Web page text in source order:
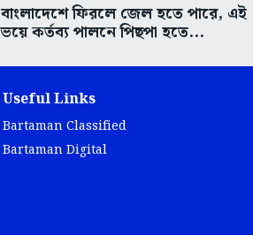
বাংলাদেশে ফিরলে জেল হতে পারে, এই
ভয়ে কর্তব্য পালনে পিছপা হতে...
Useful Links
Bartaman Classified
Bartaman Digital